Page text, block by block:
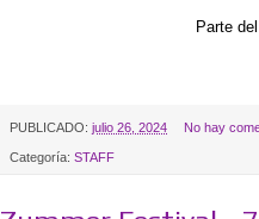
Parte
PUBLICADO: julio 26, 2024 No hay
Categoría: STAFF